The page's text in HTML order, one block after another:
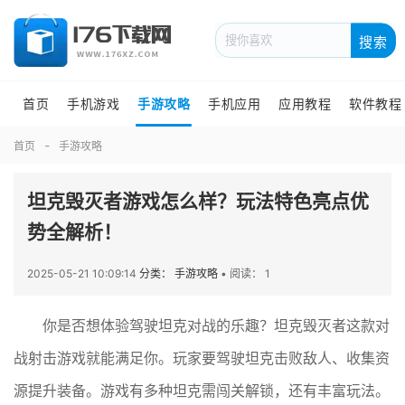
搜索
首页 手机游戏 手游攻略 手机应用 应用教程 软件教程
首页 手游攻略
坦克毁灭者游戏怎么样？玩法特色亮点优
势全解析！
2025-05-21 10:09:14 分类： 手游攻略 • 阅读： 1
你是否想体验驾驶坦克对战的乐趣？坦克毁灭者这款对
战射击游戏就能满足你。玩家要驾驶坦克击败敌人、收集资
源提升装备。游戏有多种坦克需闯关解锁，还有丰富玩法。